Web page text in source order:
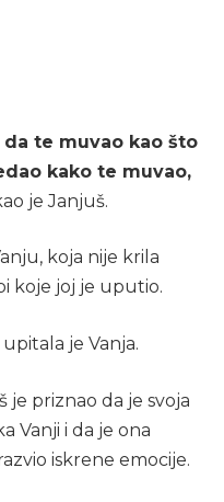
te muvao kao što
kako te muvao,
je Janjuš.
koja nije krila
koje joj je uputio.
upitala je Vanja.
je priznao da je svoja
Vanji i da je ona
iskrene emocije.